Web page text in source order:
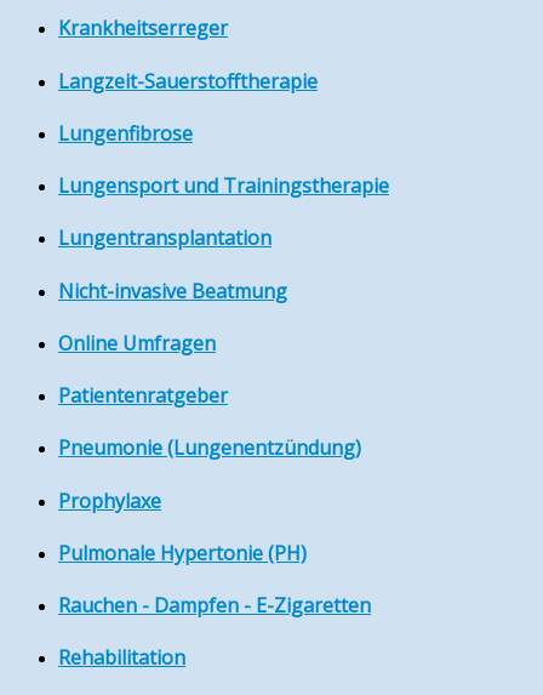
Krankheitserreger
Langzeit-Sauerstofftherapie
Lungenfibrose
Lungensport und Trainingstherapie
Lungentransplantation
Nicht-invasive Beatmung
Online Umfragen
Patientenratgeber
Pneumonie (Lungenentzündung)
Prophylaxe
Pulmonale Hypertonie (PH)
Rauchen - Dampfen - E-Zigaretten
Rehabilitation